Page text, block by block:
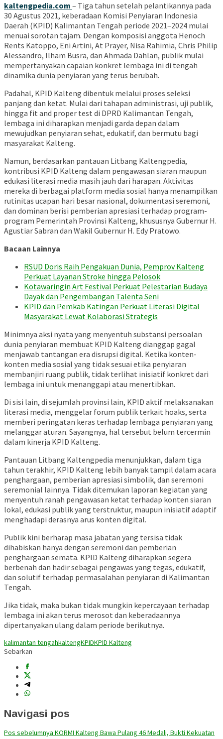
kaltengpedia.com – Tiga tahun setelah pelantikannya pada
30 Agustus 2021, keberadaan Komisi Penyiaran Indonesia
Daerah (KPID) Kalimantan Tengah periode 2021–2024 mulai
menuai sorotan tajam. Dengan komposisi anggota Henoch
Rents Katoppo, Eni Artini, At Prayer, Nisa Rahimia, Chris Philip
Alessandro, Ilham Busra, dan Ahmada Dahlan, publik mulai
mempertanyakan capaian konkret lembaga ini di tengah
dinamika dunia penyiaran yang terus berubah.
Padahal, KPID Kalteng dibentuk melalui proses seleksi
panjang dan ketat. Mulai dari tahapan administrasi, uji publik,
hingga fit and proper test di DPRD Kalimantan Tengah,
lembaga ini diharapkan menjadi garda depan dalam
mewujudkan penyiaran sehat, edukatif, dan bermutu bagi
masyarakat Kalteng.
Namun, berdasarkan pantauan Litbang Kaltengpedia,
kontribusi KPID Kalteng dalam pengawasan siaran maupun
edukasi literasi media masih jauh dari harapan. Aktivitas
mereka di berbagai platform media sosial hanya menampilkan
rutinitas ucapan hari besar nasional, dokumentasi seremoni,
dan dominan berisi pemberian apresiasi terhadap program-
program Pemerintah Provinsi Kalteng, khususnya Gubernur H.
Agustiar Sabran dan Wakil Gubernur H. Edy Pratowo.
Bacaan Lainnya
RSUD Doris Raih Pengakuan Dunia, Pemprov Kalteng
Perkuat Layanan Stroke hingga Pelosok
Kotawaringin Art Festival Perkuat Pelestarian Budaya
Dayak dan Pengembangan Talenta Seni
KPID dan Pemkab Katingan Perkuat Literasi Digital
Masyarakat Lewat Kolaborasi Strategis
Minimnya aksi nyata yang menyentuh substansi persoalan
dunia penyiaran membuat KPID Kalteng dianggap gagal
menjawab tantangan era disrupsi digital. Ketika konten-
konten media sosial yang tidak sesuai etika penyiaran
membanjiri ruang publik, tidak terlihat inisiatif konkret dari
lembaga ini untuk menanggapi atau menertibkan.
Di sisi lain, di sejumlah provinsi lain, KPID aktif melaksanakan
literasi media, menggelar forum publik terkait hoaks, serta
memberi peringatan keras terhadap lembaga penyiaran yang
melanggar aturan. Sayangnya, hal tersebut belum tercermin
dalam kinerja KPID Kalteng.
Pantauan Litbang Kaltengpedia menunjukkan, dalam tiga
tahun terakhir, KPID Kalteng lebih banyak tampil dalam acara
penghargaan, pemberian apresiasi simbolik, dan seremoni
seremonial lainnya. Tidak ditemukan laporan kegiatan yang
menyentuh ranah pengawasan ketat terhadap konten siaran
lokal, edukasi publik yang terstruktur, maupun inisiatif adaptif
menghadapi derasnya arus konten digital.
Publik kini berharap masa jabatan yang tersisa tidak
dihabiskan hanya dengan seremoni dan pemberian
penghargaan semata. KPID Kalteng diharapkan segera
berbenah dan hadir sebagai pengawas yang tegas, edukatif,
dan solutif terhadap permasalahan penyiaran di Kalimantan
Tengah.
Jika tidak, maka bukan tidak mungkin kepercayaan terhadap
lembaga ini akan terus merosot dan keberadaannya
dipertanyakan ulang dalam periode berikutnya.
kalimantan tengahkaltengKPIDKPID Kalteng
Sebarkan
Navigasi pos
Pos sebelumnya KORMI Kalteng Bawa Pulang 46 Medali, Bukti Kekuatan